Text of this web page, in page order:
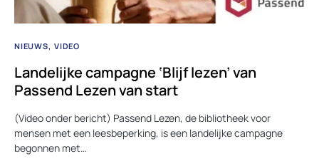
NIEUWS VIDEO
Landelijke campagne ‘Blijf lezen’ van
Passend Lezen van start
(Video onder bericht) Passend Lezen, de bibliotheek voor
mensen met een leesbeperking, is een landelijke campagne
begonnen met…